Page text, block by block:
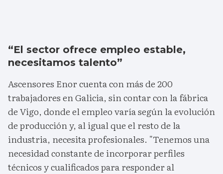
“El sector ofrece empleo estable,
necesitamos talento”
Ascensores Enor cuenta con más de 200
trabajadores en Galicia, sin contar con la fábrica
de Vigo, donde el empleo varía según la evolución
de producción y, al igual que el resto de la
industria, necesita profesionales. "Tenemos una
necesidad constante de incorporar perfiles
técnicos y cualificados para responder al